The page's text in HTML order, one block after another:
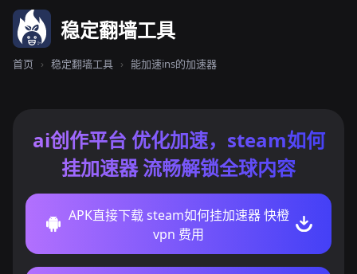
稳定翻墙工具
首页 › 稳定翻墙工具 › 能加速ins的加速器
ai创作平台 优化加速，steam如何
挂加速器 流畅解锁全球内容
APK直接下载 steam如何挂加速器 快橙
vpn 费用